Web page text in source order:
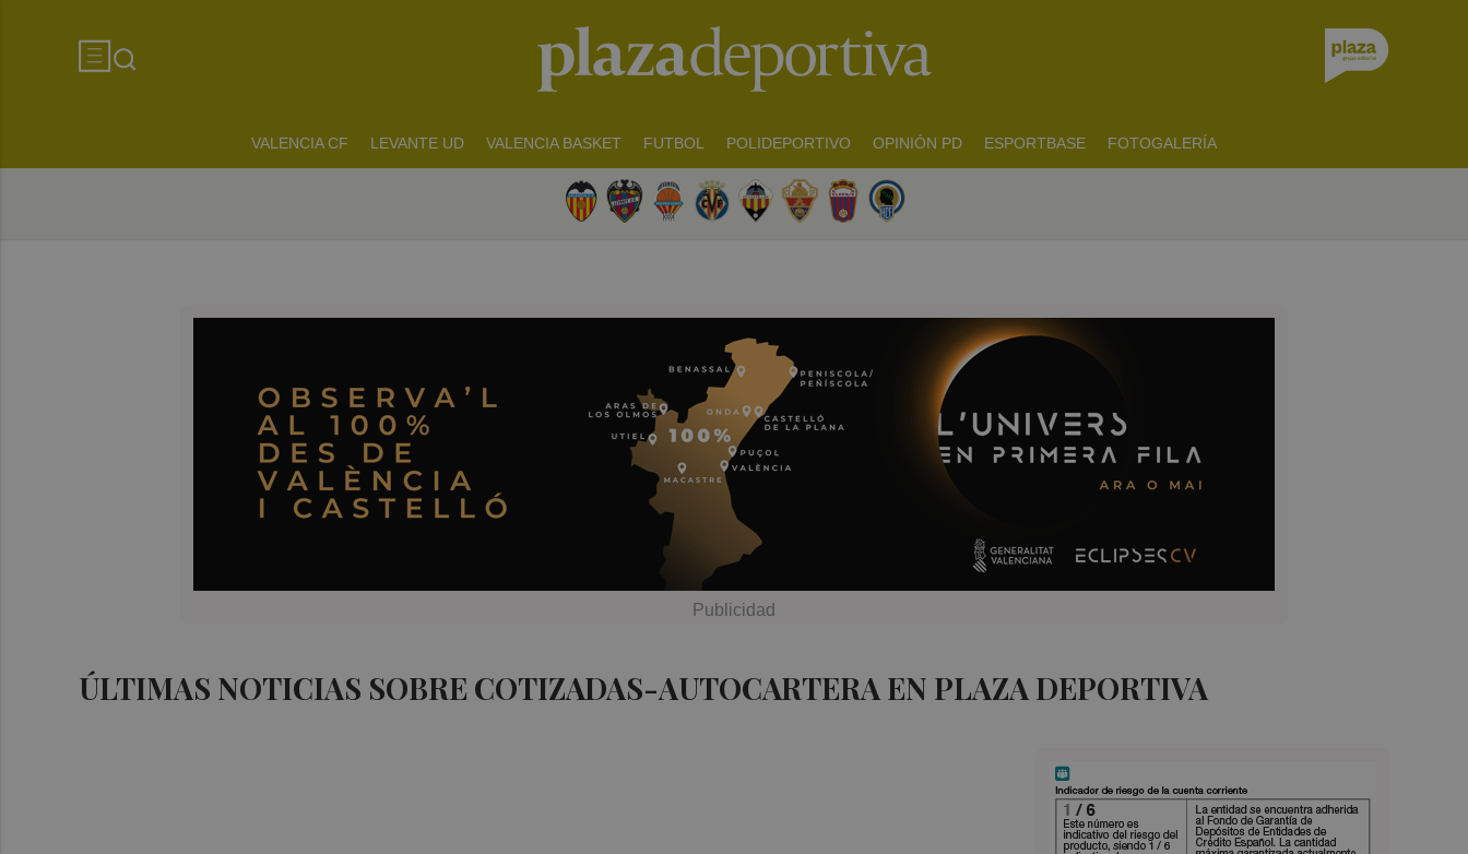
VALENCIA CF LEVANTE UD VALENCIA BASKET FUTBOL POLIDEPORTIVO OPINIÓN PD ESPORTBASE FOTOGALERÍA
ÚLTIMAS NOTICIAS SOBRE COTIZADAS-AUTOCARTERA EN PLAZA DEPORTIVA